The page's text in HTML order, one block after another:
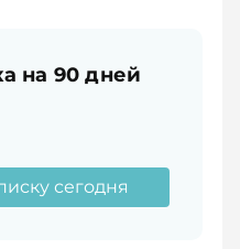
на 90 дней
сегодня